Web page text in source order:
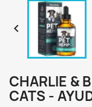

CHARLIE &
CATS -